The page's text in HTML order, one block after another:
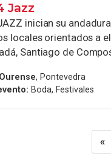
Jazz
inician su
locales orientados a
Santiago de
Ourense, Pontevedra
Boda, Festivales
«